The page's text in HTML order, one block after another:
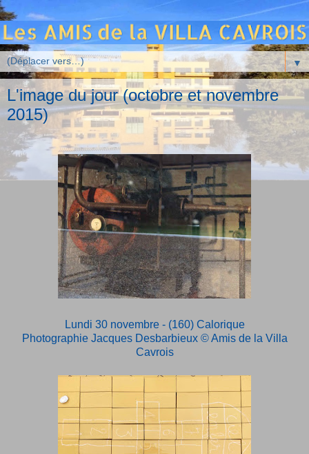
▼
L'image du jour (octobre et novembre
2015)
Lundi 30 novembre - (160) Calorique
Photographie Jacques Desbarbieux © Amis de la Villa
Cavrois